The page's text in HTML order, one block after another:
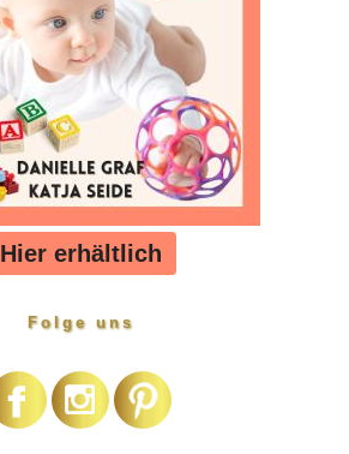
Hier erhältlich
Folge uns